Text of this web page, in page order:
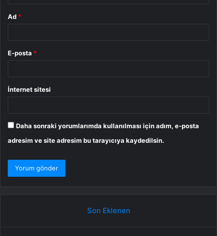
Ad *
E-posta *
İnternet sitesi
Daha sonraki yorumlarımda kullanılması için adım, e-posta
adresim ve site adresim bu tarayıcıya kaydedilsin.
Son Eklenen